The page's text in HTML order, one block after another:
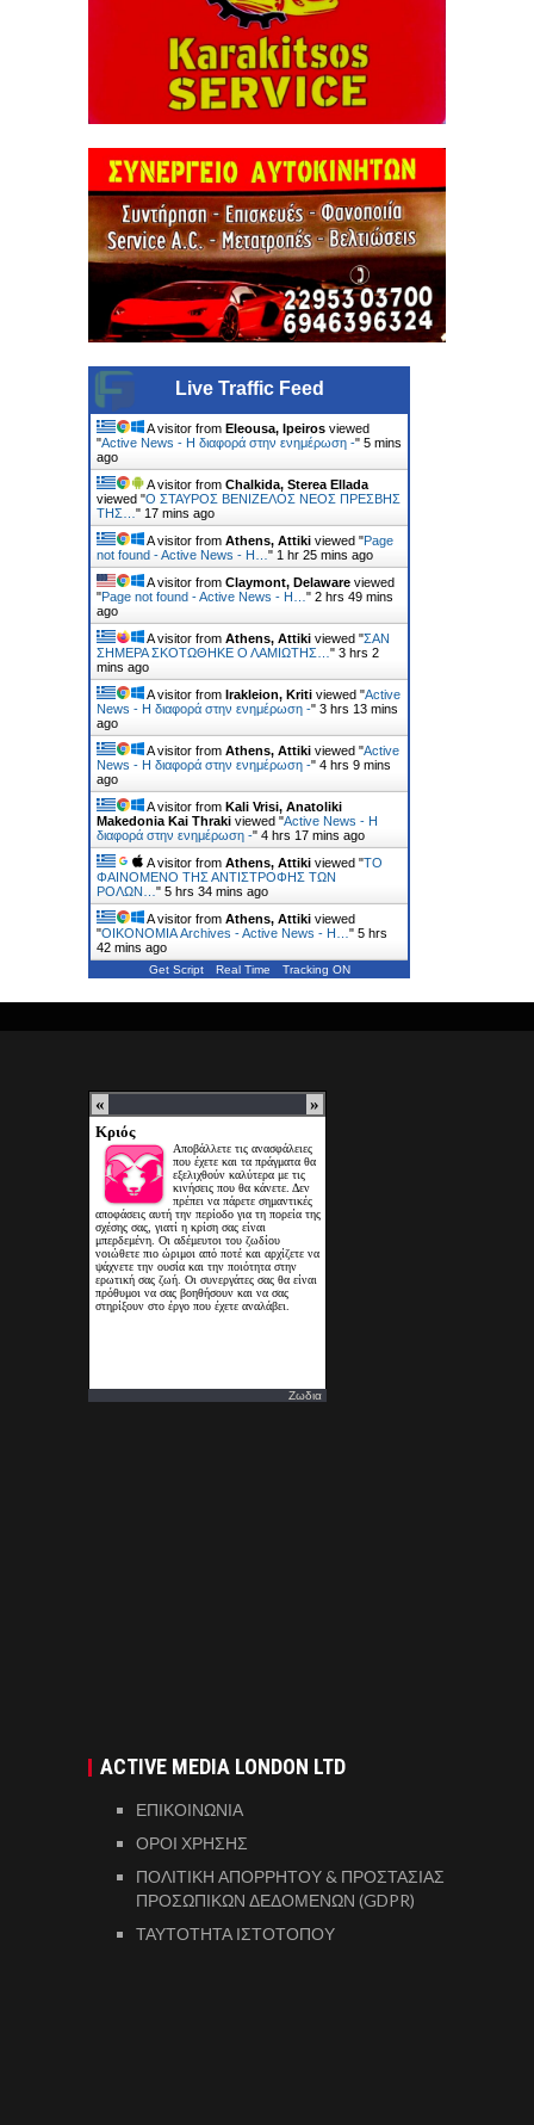
Live Traffic Feed
A visitor from Eleousa, Ipeiros viewed
"Active News - Η διαφορά στην ενημέρωση -" 5 mins
ago
A visitor from Chalkida, Sterea Ellada
viewed "Ο ΣΤΑΥΡΟΣ ΒΕΝΙΖΕΛΟΣ ΝΕΟΣ ΠΡΕΣΒΗΣ
ΤΗΣ… " 17 mins ago
A visitor from Athens, Attiki viewed "Page
not found - Active News - Η… " 1 hr 25 mins ago
A visitor from Claymont, Delaware viewed
"Page not found - Active News - Η… " 2 hrs 49 mins
ago
A visitor from Athens, Attiki viewed "ΣΑΝ
ΣΗΜΕΡΑ ΣΚΟΤΩΘΗΚΕ Ο ΛΑΜΙΩΤΗΣ… " 3 hrs 2
mins ago
A visitor from Irakleion, Kriti viewed "Active
News - Η διαφορά στην ενημέρωση -" 3 hrs 13 mins
ago
A visitor from Athens, Attiki viewed "Active
News - Η διαφορά στην ενημέρωση -" 4 hrs 9 mins
ago
A visitor from Kali Vrisi, Anatoliki
Makedonia Kai Thraki viewed "Active News - Η
διαφορά στην ενημέρωση -" 4 hrs 17 mins ago
A visitor from Athens, Attiki viewed "ΤΟ
ΦΑΙΝΟΜΕΝΟ ΤΗΣ ΑΝΤΙΣΤΡΟΦΗΣ ΤΩΝ
ΡΟΛΩΝ… " 5 hrs 34 mins ago
A visitor from Athens, Attiki viewed
"ΟΙΚΟΝΟΜΙΑ Archives - Active News - Η… " 5 hrs
42 mins ago
Get Script Real Time Tracking ON
Ζωδια
ACTIVE MEDIA LONDON LTD
ΕΠΙΚΟΙΝΩΝΙΑ
ΟΡΟΙ ΧΡΗΣΗΣ
ΠΟΛΙΤΙΚΗ ΑΠΟΡΡΗΤΟΥ & ΠΡΟΣΤΑΣΙΑΣ
ΠΡΟΣΩΠΙΚΩΝ ΔΕΔΟΜΕΝΩΝ (GDPR)
ΤΑΥΤΟΤΗΤΑ ΙΣΤΟΤΟΠΟΥ